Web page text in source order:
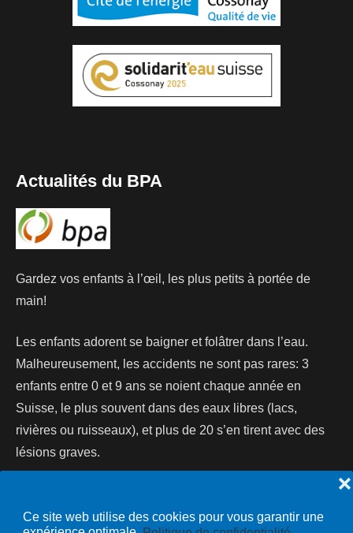
Ce site web utilise des cookies pour vous garantir une
❌
Actualités du BPA
Gardez vos enfants à l’œil, les plus petits à portée de
main!
Les enfants adorent se baigner et folâtrer dans l’eau.
Malheureusement, les accidents ne sont pas rares: 3
enfants entre 0 et 9 ans se noient chaque année en
Suisse, le plus souvent dans des eaux libres (lacs,
rivières ou ruisseaux), et plus de 20 s’en tirent avec des
lésions graves.